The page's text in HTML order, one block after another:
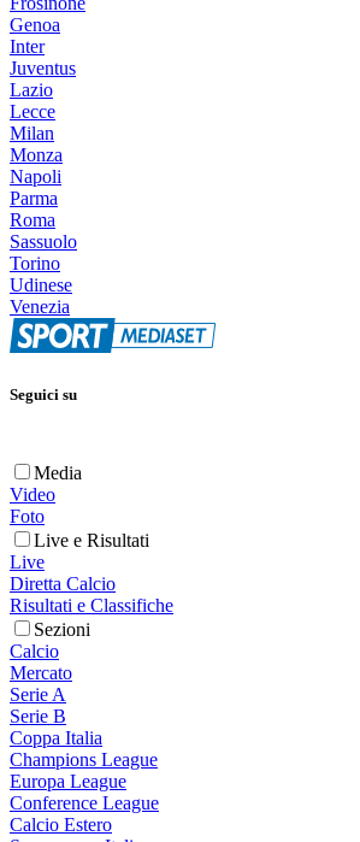
Genoa
Inter
Juventus
Lazio
Lecce
Milan
Monza
Napoli
Parma
Roma
Sassuolo
Torino
Udinese
Venezia
Seguici su
Media
Video
Foto
Live e Risultati
Live
Diretta Calcio
Risultati e Classifiche
Sezioni
Calcio
Mercato
Serie A
Serie B
Coppa Italia
Champions League
Europa League
Conference League
Calcio Estero